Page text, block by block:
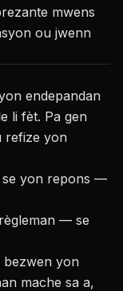
mwens
ou jwenn
endepandan
li fèt. Pa gen
refize yon
se yon repons —
— se
bezwen yon
mache sa a,